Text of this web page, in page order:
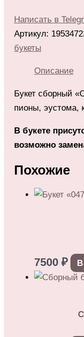
Написать в
Артикул:
букеты
Описание
Букет сборный
пионы, эустома,
В букете
возможно
Похожие
7500 ₽ В